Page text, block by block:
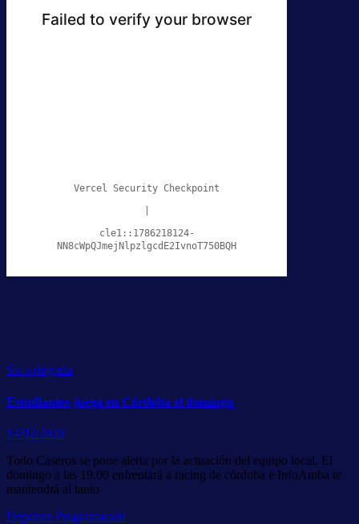
Sin categoria
Estudiantes juega en Córdoba el domingo
14/02/2026
Todo Caseros se pone alerta por la actuación del equipo local. El
domingo a las 19.00 enfrentará a racing de córdoba e InfoAmba te
mantendrá al tanto
Deportes Programación